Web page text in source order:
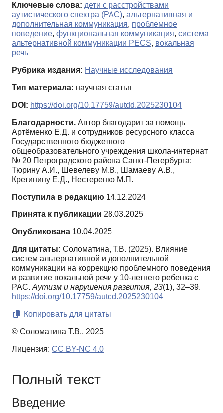
Ключевые слова: дети с расстройствами
аутистического спектра (РАС), альтернативная и
дополнительная коммуникация, проблемное
поведение, функциональная коммуникация, система
альтернативной коммуникации PECS, вокальная
речь
Рубрика издания: Научные исследования
Тип материала: научная статья
DOI: https://doi.org/10.17759/autdd.2025230104
Благодарности. Автор благодарит за помощь
Артёменко Е.Д. и сотрудников ресурсного класса
Государственного бюджетного
общеобразовательного учреждения школа-интернат
№ 20 Петроградского района Санкт-Петербурга:
Тюрину А.И., Шевелеву М.В., Шамаеву А.В.,
Кретинину Е.Д., Нестеренко М.П.
Поступила в редакцию 14.12.2024
Принята к публикации 28.03.2025
Опубликована 10.04.2025
Для цитаты: Соломатина, Т.В. (2025). Влияние
систем альтернативной и дополнительной
коммуникации на коррекцию проблемного поведения
и развитие вокальной речи у 10-летнего ребенка с
РАС. Аутизм и нарушения развития, 23(1), 32–39.
https://doi.org/10.17759/autdd.2025230104
Копировать для цитаты
© Соломатина Т.В., 2025
Лицензия: CC BY-NC 4.0
Полный текст
Введение